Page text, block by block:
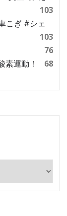
103
こぎ #シェ
103
76
素運動！
68